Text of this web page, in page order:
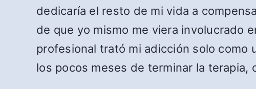
dedicaría el resto de mi vida a
de que yo mismo me viera involucrado
profesional trató mi adicción solo como
los pocos meses de terminar la terapia,